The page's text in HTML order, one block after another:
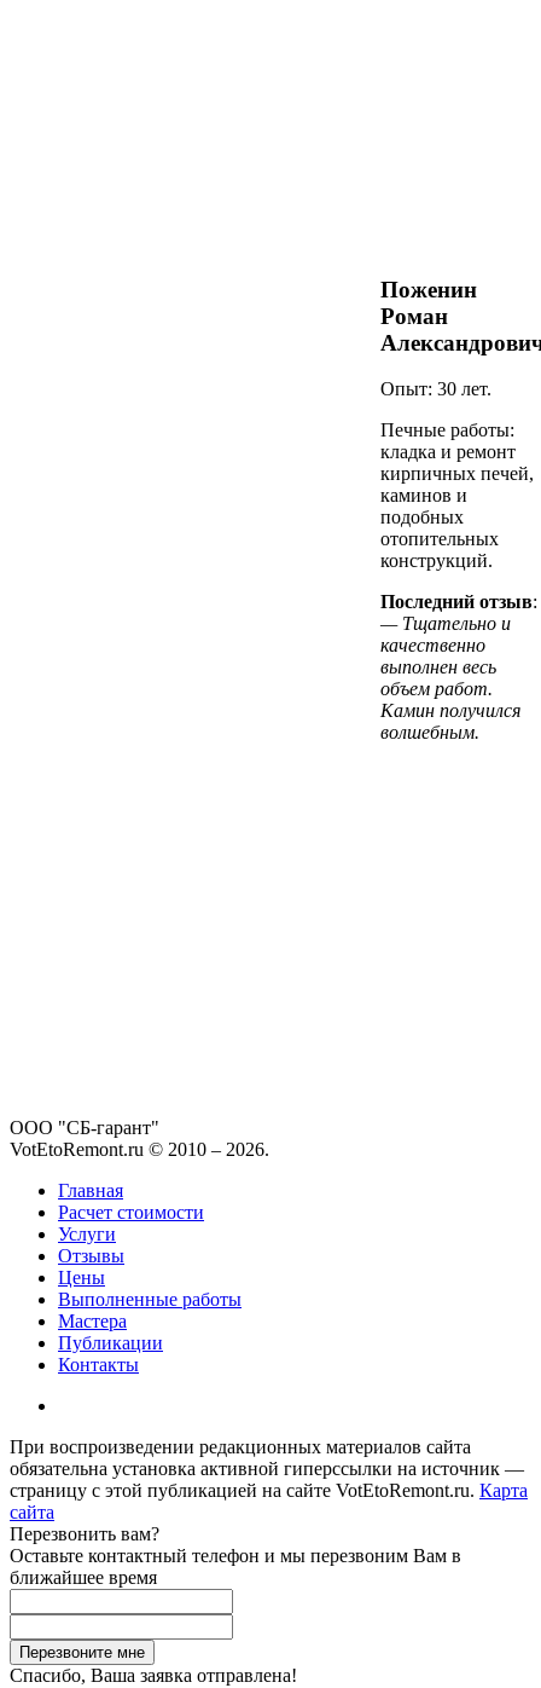
Поженин
Роман
Опыт: 30 лет.
Печные работы:
кладка и ремонт
кирпичных печей,
каминов и
подобных
отопительных
конструкций.
Последний отзыв:
— Тщательно и
качественно
выполнен весь
объем работ.
Камин получился
волшебным.
ООО "СБ-гарант"
VotEtoRemont.ru © 2010 – 2026.
Главная
Расчет стоимости
Услуги
Отзывы
Цены
Выполненные работы
Мастера
Публикации
Контакты
При воспроизведении редакционных материалов сайта
обязательна установка активной гиперссылки на источник —
страницу с этой публикацией на сайте VotEtoRemont.ru. Карта
сайта
Перезвонить вам?
Оставьте контактный телефон и мы перезвоним Вам в
ближайшее время
Спасибо, Ваша заявка отправлена!